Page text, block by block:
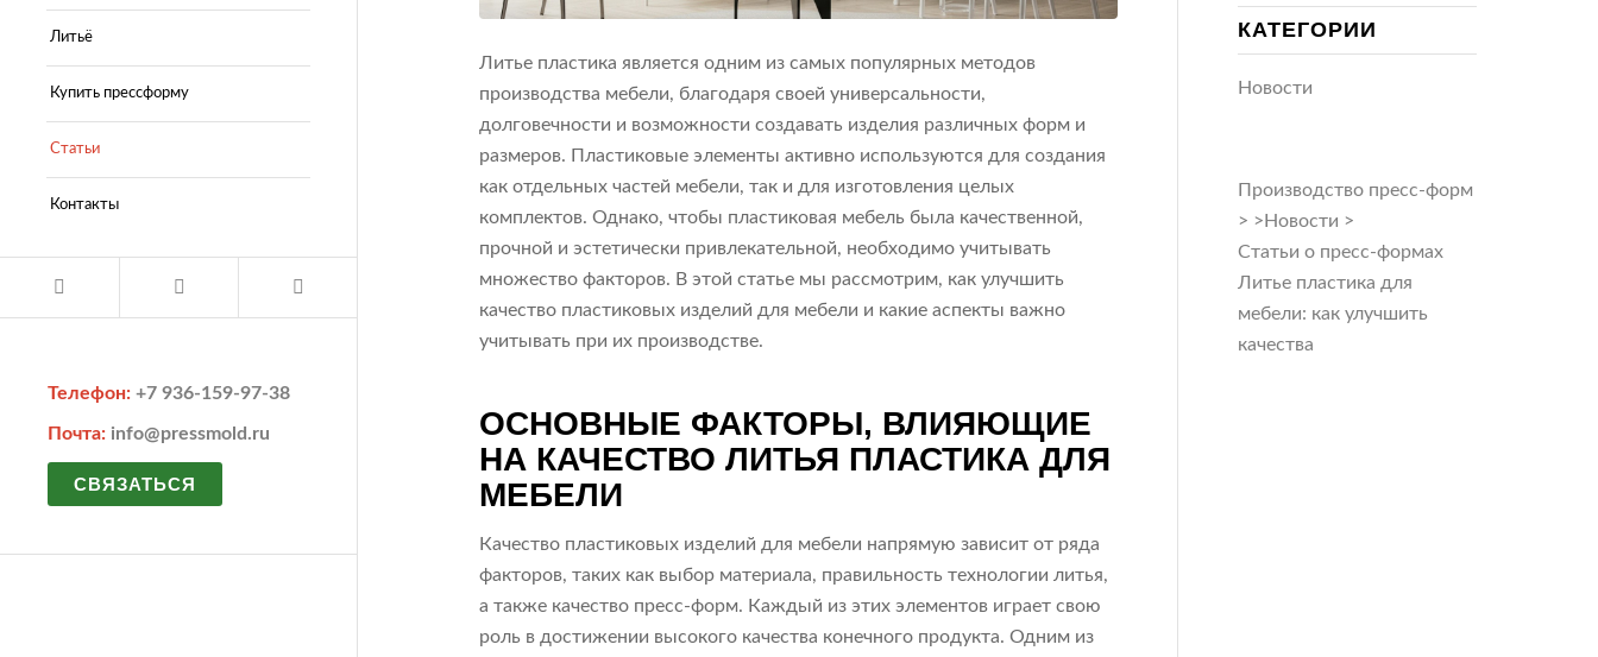
Литьё
Купить прессформу
Статьи
Контакты
Телефон: +7 936-159-97-38
Почта: info@pressmold.ru
СВЯЗАТЬСЯ
Литье пластика является одним из самых популярных методов
производства мебели, благодаря своей универсальности,
долговечности и возможности создавать изделия различных форм и
размеров. Пластиковые элементы активно используются для создания
как отдельных частей мебели, так и для изготовления целых
комплектов. Однако, чтобы пластиковая мебель была качественной,
прочной и эстетически привлекательной, необходимо учитывать
множество факторов. В этой статье мы рассмотрим, как улучшить
качество пластиковых изделий для мебели и какие аспекты важно
учитывать при их производстве.
ОСНОВНЫЕ ФАКТОРЫ, ВЛИЯЮЩИЕ
НА КАЧЕСТВО ЛИТЬЯ ПЛАСТИКА ДЛЯ
МЕБЕЛИ
Качество пластиковых изделий для мебели напрямую зависит от ряда
факторов, таких как выбор материала, правильность технологии литья,
а также качество пресс-форм. Каждый из этих элементов играет свою
роль в достижении высокого качества конечного продукта. Одним из
КАТЕГОРИИ
Новости
Производство пресс-форм
>
Статьи о пресс-формах
> Новости >
Литье пластика для
мебели: как улучшить
качества